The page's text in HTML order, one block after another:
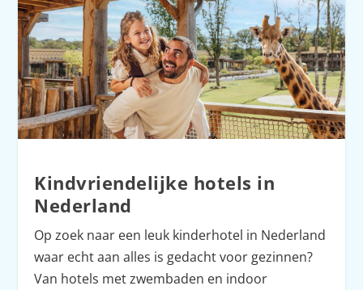
Kindvriendelijke hotels in
Nederland
Op zoek naar een leuk kinderhotel in Nederland
waar echt aan alles is gedacht voor gezinnen?
Van hotels met zwembaden en indoor